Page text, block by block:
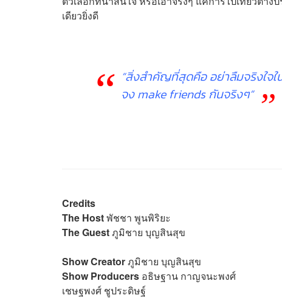
เดียวยิ่งดี
“สิ่งสำคัญที่สุดคือ อย่าลืมจริงใจใ
จง make friends กันจริงๆ”
Credits
The Hostพัชชา พูนพิริยะ
The Guestภูมิชาย บุญสินสุข
Show Creatorภูมิชาย บุญสินสุข
Show Producers อธิษฐาน กาญจนะพงศ์
เชษฐพงศ์ ชูประดิษฐ์